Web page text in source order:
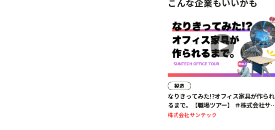
こんな企業もいいかも
製造
なりきってみた!?オフィス家具が作られ
るまで。【職場ツアー】 ＃株式会社サ
ンテック
株式会社サンテック